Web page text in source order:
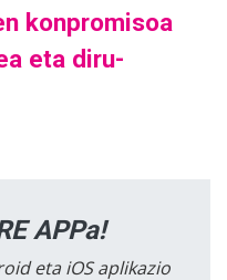
konpromisoa
eta diru-
APPa!
eta iOS aplikazio